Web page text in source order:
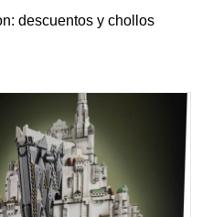
descuentos y chollos